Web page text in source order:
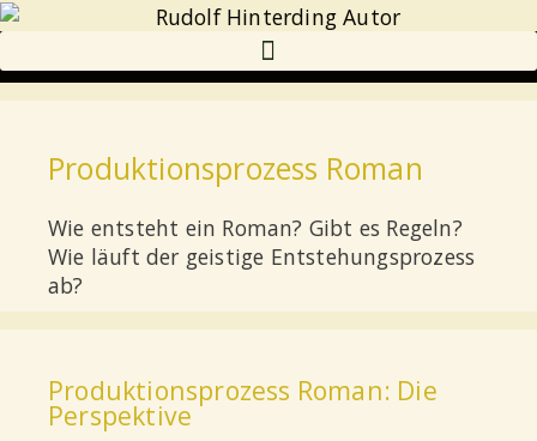
Produktionsprozess Roman
Wie entsteht ein Roman? Gibt es Regeln?
Wie läuft der geistige Entstehungsprozess
ab?
Produktionsprozess Roman: Die
Perspektive